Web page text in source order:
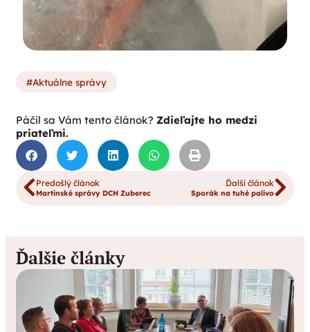
Aktuálne správy
Páčil sa Vám tento článok? Zdieľajte ho medzi
priateľmi.
Predošlý článok
Martinské správy DCH Zuberec
Ďalší článok
Sporák na tuhé palivo
Ďalšie články